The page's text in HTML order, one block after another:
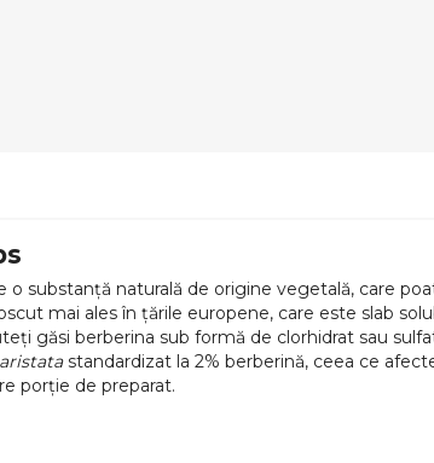
substanță naturală de origine vegetală, care
mai ales în țările europene, care este slab
găsi berberina sub formă de clorhidrat sau
standardizat la 2% berberină, ceea ce
porție de preparat.